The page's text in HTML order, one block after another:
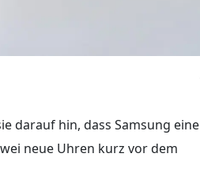
darauf hin, dass Samsung eine
neue Uhren kurz vor dem